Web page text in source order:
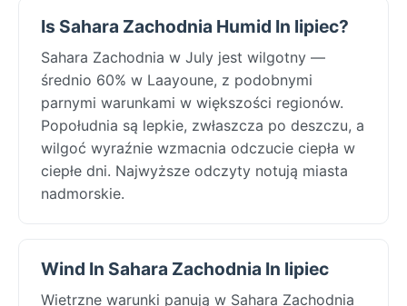
Is Sahara Zachodnia Humid In lipiec?
Sahara Zachodnia w July jest wilgotny —
średnio 60% w Laayoune, z podobnymi
parnymi warunkami w większości regionów.
Popołudnia są lepkie, zwłaszcza po deszczu, a
wilgoć wyraźnie wzmacnia odczucie ciepła w
ciepłe dni. Najwyższe odczyty notują miasta
nadmorskie.
Wind In Sahara Zachodnia In lipiec
Wietrzne warunki panują w Sahara Zachodnia